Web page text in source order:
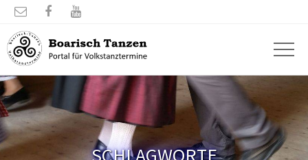
  